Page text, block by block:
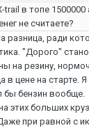
trail в топе
не считаете?
разница, ради
"Дорого"
на резину,
в цене на старте.
бы бензин вообще.
этих больших
при равной с